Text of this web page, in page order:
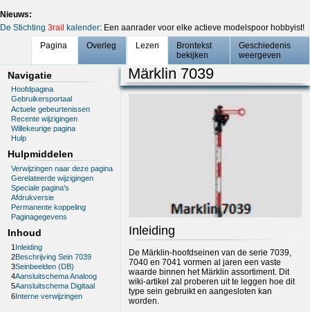
Nieuws:
De Stichting 3rail kalender: Een aanrader voor elke actieve modelspoor hobbyist!
Pagina
Overleg Lezen
Brontekst
bekijken
Geschiedenis
weergeven
Navigatie
Hoofdpagina
Gebruikersportaal
Actuele gebeurtenissen
Recente wijzigingen
Willekeurige pagina
Hulp
Hulpmiddelen
Verwijzingen naar deze pagina
Gerelateerde wijzigingen
Speciale pagina's
Afdrukversie
Permanente koppeling
Paginagegevens
Inhoud
1 Inleiding
2Beschrijving Sein 7039
3Seinbeelden (DB)
4Aansluitschema Analoog
5Aansluitschema Digitaal
6Interne verwijzingen
Märklin 7039
Inleiding
De Märklin-hoofdseinen van de serie 7039,
7040 en 7041 vormen al jaren een vaste
waarde binnen het Märklin assortiment. Dit
wiki-artikel zal proberen uit te leggen hoe dit
type sein gebruikt en aangesloten kan
worden.